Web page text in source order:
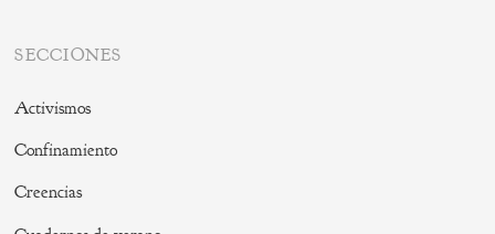
SECCIONES
Activismos
Confinamiento
Creencias